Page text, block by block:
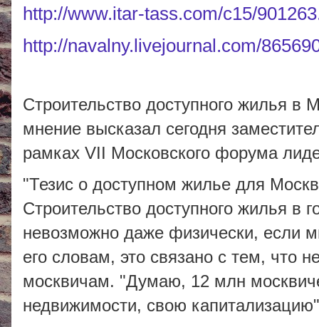
http://www.itar-tass.com/c15/
http://navalny.livejournal.com/
Строительство доступного жилья в
мнение высказал сегодня
рамках VII Московского форума
"Тезис о доступном жилье для
Строительство доступного жилья в
невозможно даже физически, если
его словам, это связано с тем, что
москвичам. "Думаю, 12 млн
недвижимости, свою